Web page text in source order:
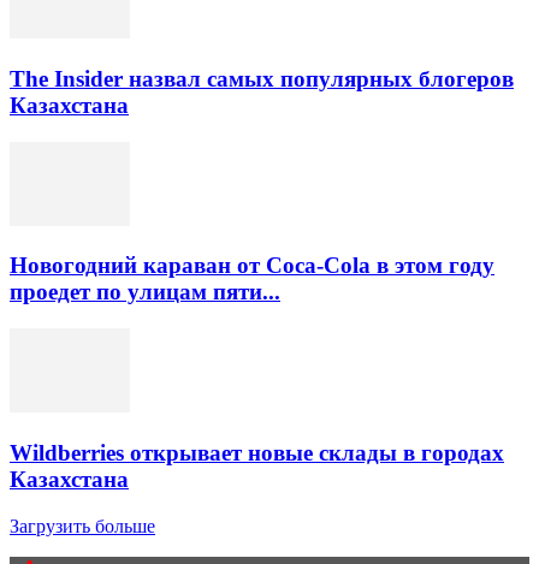
The Insider назвал самых популярных блогеров
Казахстана
Новогодний караван от Coca-Cola в этом году
проедет по улицам пяти...
Wildberries открывает новые склады в городах
Казахстана
Загрузить больше